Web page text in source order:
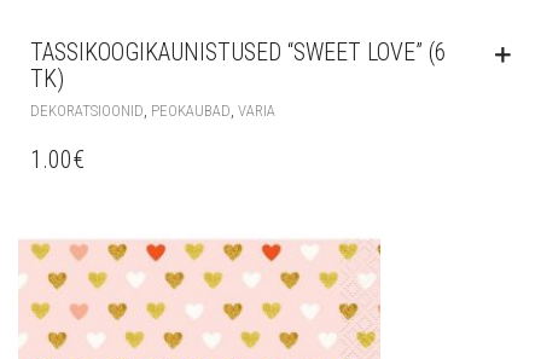
TASSIKOOGIKAUNISTUSED “SWEET LOVE” (6
TK)
DEKORATSIOONID, PEOKAUBAD, VARIA
1.00€